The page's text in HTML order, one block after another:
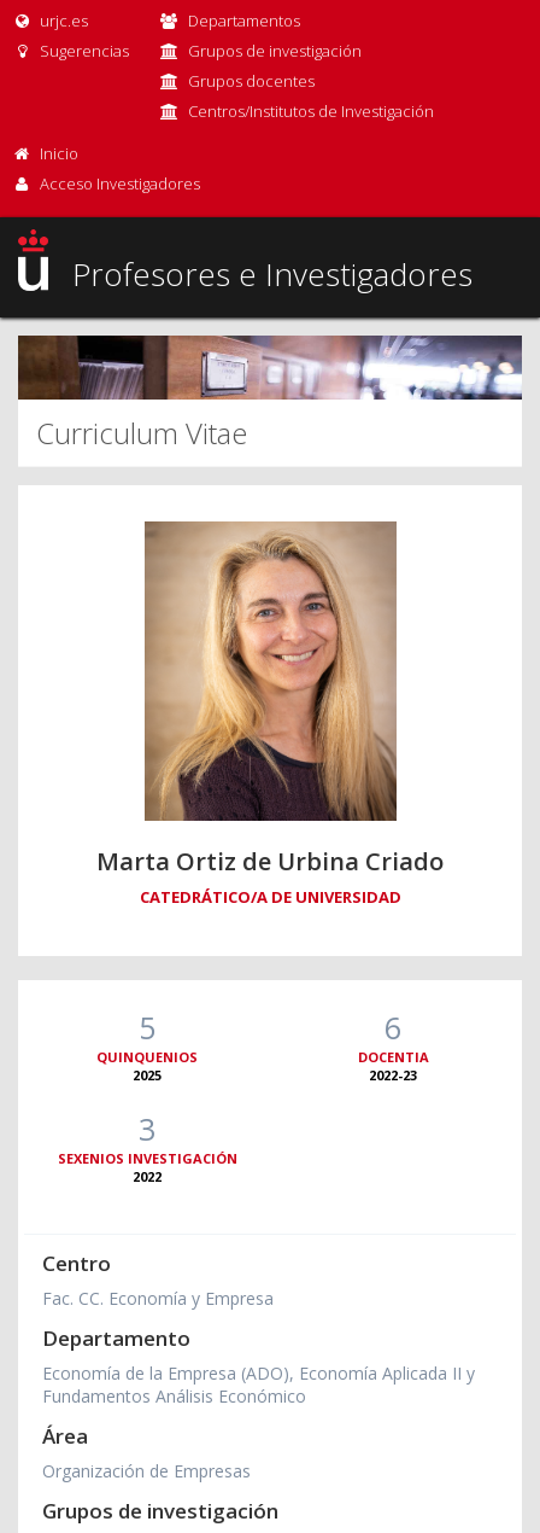
urjc.es
Sugerencias
Departamentos
Grupos de investigación
Grupos docentes
Centros/Institutos de Investigación
Inicio
Acceso Investigadores
Profesores e Investigadores
Curriculum Vitae
Marta Ortiz de Urbina Criado
CATEDRÁTICO/A DE UNIVERSIDAD
5
QUINQUENIOS
2025
6
DOCENTIA
2022-23
3
SEXENIOS INVESTIGACIÓN
2022
Centro
Fac. CC. Economía y Empresa
Departamento
Economía de la Empresa (ADO), Economía Aplicada II y
Fundamentos Análisis Económico
Área
Organización de Empresas
Grupos de investigación